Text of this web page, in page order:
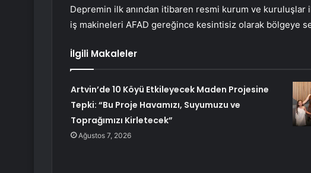
Depremin ilk anından itibaren resmi kurum ve
iş makineleri AFAD gereğince kesintisiz olarak bölgeye
İlgili Makaleler
Artvin’de 10 Köyü Etkileyecek Maden Projesine
Tepki: “Bu Proje Havamızı, Suyumuzu ve
Toprağımızı Kirletecek”
Ağustos 7, 2026